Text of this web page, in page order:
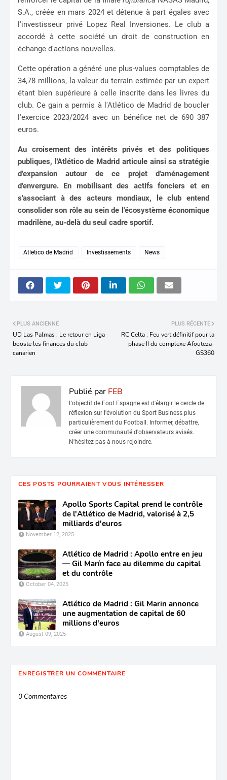
S.A., créée en mars 2024 et détenue à part égales avec
l'investisseur privé Lopez Real Inversiones. Le club a
accordé à cette société un droit de construction en
échange d'actions nouvelles.
Cette opération a généré une plus-values comptables de
34,78 millions, la valeur du terrain estimée par un expert
étant bien supérieure à celle inscrite dans les livres du
club. Ce gain a permis à l'Atlético de Madrid de boucler
l'exercice 2023/2024 avec un bénéfice net de 690 387
euros.
Au croisement des intérêts privés et des politiques
publiques, l'Atlético de Madrid articule ainsi sa stratégie
d'expansion autour de ce projet d'aménagement
d'envergure. En mobilisant des actifs fonciers et en
s'associant à des acteurs mondiaux, le club entend
consolider son rôle au sein de l'écosystème économique
madrilène, au-delà du seul cadre sportif.
Atletico de Madrid Investissements News
PLUS RÉCENTE
RC Celta : Feu vert définitif pour la
phase II du complexe Afouteza-
GS360
PLUS ANCIENNE
UD Las Palmas : Le retour en Liga
booste les finances du club
canarien
Publié par FEB
L'objectif de Foot Espagne est d'élargir le cercle de
réflexion sur l'évolution du Sport Business plus
particulièrement du Football. Informer, débattre,
créer une communauté d'observateurs avisés.
N'hésitez pas à nous rejoindre.
CES POSTS POURRAIENT VOUS INTÉRESSER
Apollo Sports Capital prend le contrôle
de l'Atlético de Madrid, valorisé à 2,5
milliards d'euros
November 12, 2025
Atlético de Madrid : Apollo entre en jeu
— Gil Marín face au dilemme du capital
et du contrôle
October 04, 2025
Atlético de Madrid : Gil Marin annonce
une augmentation de capital de 60
millions d'euros
August 09, 2025
ENREGISTRER UN COMMENTAIRE
0 Commentaires